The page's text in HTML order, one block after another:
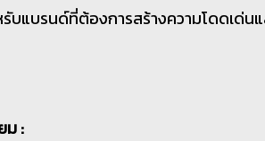
บแบรนด์ที่ต้องการสร้างความโดดเด่
ม :